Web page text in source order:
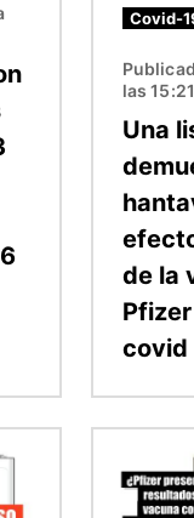
Covid-
las 15:21
Una
de la
covid